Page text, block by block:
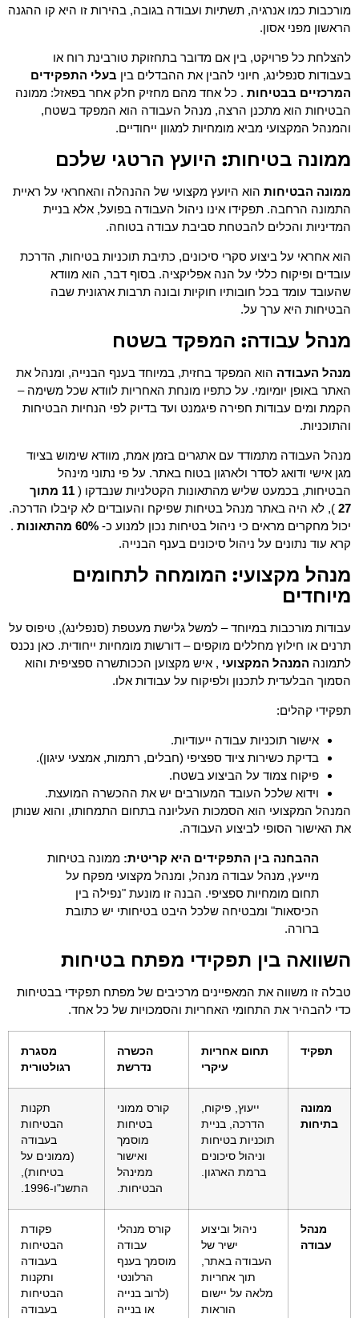
מורכבות כמו אנרגיה, תשתיות ועבודה בגובה, בהירות זו היא קו ההגנה
הראשון מפני אסון.
להצלחת כל פרויקט, בין אם מדובר בתחזוקת טורבינת רוח או
בעבודות סנפלינג, חיוני להבין את ההבדלים בין בעלי התפקידים
המרכזיים בבטיחות . כל אחד מהם מחזיק חלק אחר בפאזל: ממונה
הבטיחות הוא מתכנן הרצה, מנהל העבודה הוא המפקד בשטח,
והמנהל המקצועי מביא מומחיות למגוון ייחודיים.
ממונה בטיחות: היועץ הרטגי שלכם
ממונה הבטיחות הוא היועץ מקצועי של ההנהלה והאחראי על ראיית
התמונה הרחבה. תפקידו אינו ניהול העבודה בפועל, אלא בניית
המדיניות והכלים להבטחת סביבת עבודה בטוחה.
הוא אחראי על ביצוע סקרי סיכונים, כתיבת תוכניות בטיחות, הדרכת
עובדים ופיקוח כללי על הנה אפליקציה. בסוף דבר, הוא מוודא
שהעובד עומד בכל חובותיו חוקיות ובונה תרבות ארגונית שבה
הבטיחות היא ערך על.
מנהל עבודה: המפקד בשטח
מנהל העבודה הוא המפקד בחזית, במיוחד בענף הבנייה, ומנהל את
האתר באופן יומיומי. על כתפיו מונחת האחריות לוודא שכל משימה –
הקמת ומים עבודות חפירה פיגמנט ועד בדיוק לפי הנחיות הבטיחות
והתוכניות.
מנהל העבודה מתמודד עם אתגרים בזמן אמת, מוודא שימוש בציוד
מגן אישי ודואג לסדר ולארגון בטוח באתר. על פי נתוני מינהל
הבטיחות, בכמעט שליש מהתאונות הקטלניות שנבדקו (
11 מתוך
27 ), לא היה באתר מנהל בטיחות שפיקח והעובדים לא קיבלו הדרכה.
יכול מחקרים מראים כי ניהול בטיחות נכון למנוע כ- 60% מהתאונות
.
קרא עוד נתונים על ניהול סיכונים בענף הבנייה.
מנהל מקצועי: המומחה לתחומים
מיוחדים
עבודות מורכבות במיוחד – למשל גלישת מעטפת (סנפלינג), טיפוס על
תרנים או חילוץ מחללים מוקפים – דורשות מומחיות ייחודית. כאן נכנס
לתמונה המנהל המקצועי , איש מקצוען הככותשרה ספציפית והוא
הסמוך הבלעדית לתכנון ולפיקוח על עבודות אלו.
תפקידי קהלים:
אישור תוכניות עבודה ייעודיות.
בדיקת כשירות ציוד ספציפי (חבלים, רתמות, אמצעי עיגון).
פיקוח צמוד על הביצוע בשטח.
וידוא שלכל העובד המעורבים יש את ההכשרה המועצת.
המנהל המקצועי הוא הסמכות העליונה בתחום התמחותו, והוא שנותן
את האישור הסופי לביצוע העבודה.
ההבחנה בין התפקידים היא קריטית: ממונה בטיחות
מייעץ, מנהל עבודה מנהל, ומנהל מקצועי מפקח על
תחום מומחיות ספציפי. הבנה זו מונעת "נפילה בין
הכיסאות" ומבטיחה שלכל היבט בטיחותי יש כתובת
ברורה.
השוואה בין תפקידי מפתח בטיחות
טבלה זו משווה את המאפיינים מרכיבים של מפתח תפקידי בבטיחות
כדי להבהיר את התחומי האחריות והסמכויות של כל אחד.
תפקיד
תחום אחריות
עיקרי
הכשרה
נדרשת
מסגרת
רגולטורית
ממונה
בתיחות
ייעוץ, פיקוח,
הדרכה, בניית
תוכניות בטיחות
וניהול סיכונים
ברמת הארגון.
קורס ממוני
בטיחות
מוסמך
ואישור
ממינהל
הבטיחות.
תקנות
הבטיחות
בעבודה
(ממונים על
בטיחות),
התשנ"ו-1996.
מנהל
עבודה
ניהול וביצוע
ישיר של
העבודה באתר,
תוך אחריות
מלאה על יישום
הוראות
קורס מנהלי
עבודה
מוסמך בענף
הרלונטי
(לרוב בנייה
או בנייה
פקודת
הבטיחות
בעבודה
ותקנות
הבטיחות
בעבודה